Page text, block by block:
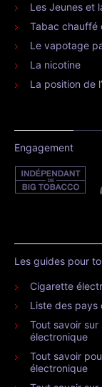
Les Jeunes et
Tabac chauffé
Le vapotage
La nicotine
La position de
Engagement
Les guides pour
Cigarette
Liste des pays
Tout savoir
électronique
Tout savoir
électronique